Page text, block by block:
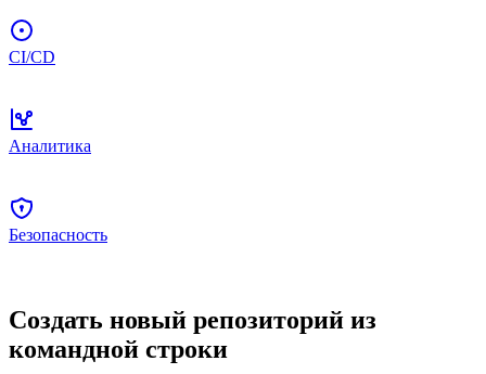
CI/CD
Аналитика
Безопасность
Создать новый репозиторий из
командной строки